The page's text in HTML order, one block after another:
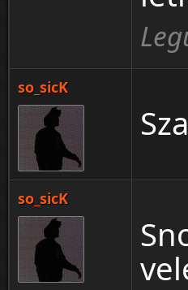
so_sicK
so_sicK